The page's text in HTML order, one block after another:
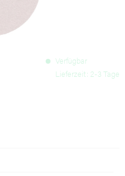
Verfügbar
Lieferzeit: 2-3 Tage